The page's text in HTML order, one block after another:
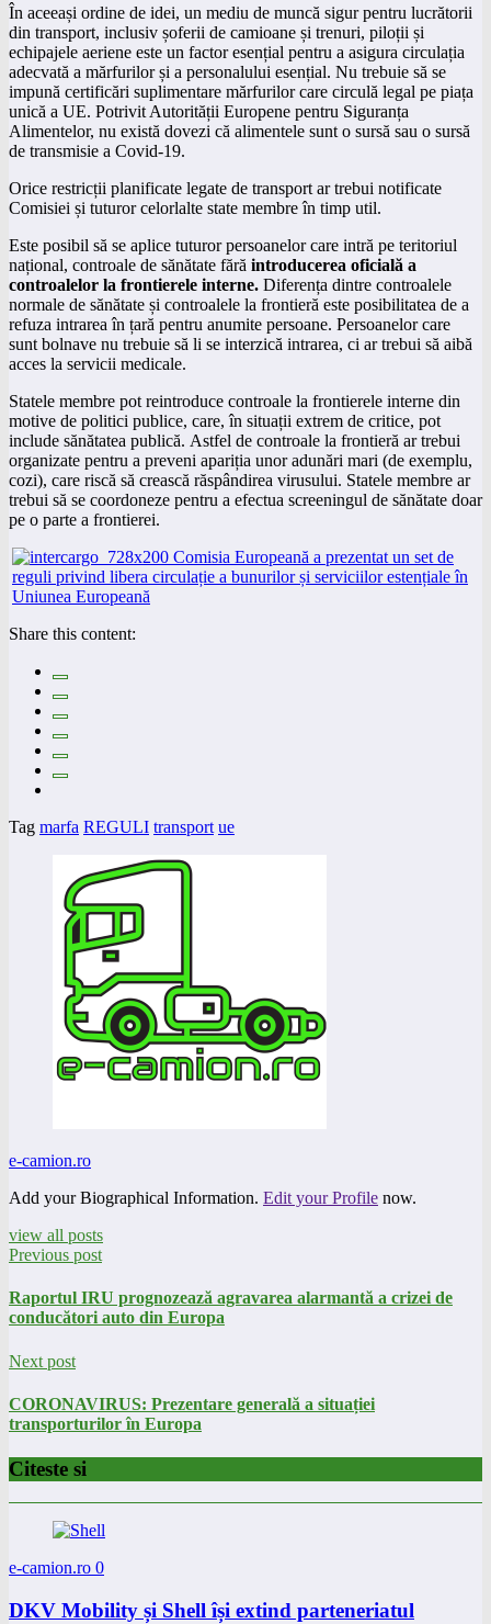
În aceeași ordine de idei, un mediu de muncă sigur pentru lucrătorii
din transport, inclusiv șoferii de camioane și trenuri, piloții și
echipajele aeriene este un factor esențial pentru a asigura circulația
adecvată a mărfurilor și a personalului esențial. Nu trebuie să se
impună certificări suplimentare mărfurilor care circulă legal pe piața
unică a UE. Potrivit Autorității Europene pentru Siguranța
Alimentelor, nu există dovezi că alimentele sunt o sursă sau o sursă
de transmisie a Covid-19.
Orice restricții planificate legate de transport ar trebui notificate
Comisiei și tuturor celorlalte state membre în timp util.
Este posibil să se aplice tuturor persoanelor care intră pe teritoriul
național, controale de sănătate fără introducerea oficială a
controalelor la frontierele interne. Diferența dintre controalele
normale de sănătate și controalele la frontieră este posibilitatea de a
refuza intrarea în țară pentru anumite persoane. Persoanelor care
sunt bolnave nu trebuie să li se interzică intrarea, ci ar trebui să aibă
acces la servicii medicale.
Statele membre pot reintroduce controale la frontierele interne din
motive de politici publice, care, în situații extrem de critice, pot
include sănătatea publică. Astfel de controale la frontieră ar trebui
organizate pentru a preveni apariția unor adunări mari (de exemplu,
cozi), care riscă să crească răspândirea virusului. Statele membre ar
trebui să se coordoneze pentru a efectua screeningul de sănătate doar
pe o parte a frontierei.
Share this content:
Tag marfa REGULI transport ue
e-camion.ro
Add your Biographical Information. Edit your Profile now.
view all posts
Previous post
Raportul IRU prognozează agravarea alarmantă a crizei de
conducători auto din Europa
Next post
CORONAVIRUS: Prezentare generală a situației
transporturilor în Europa
Citeste si
e-camion.ro 0
DKV Mobility și Shell își extind parteneriatul